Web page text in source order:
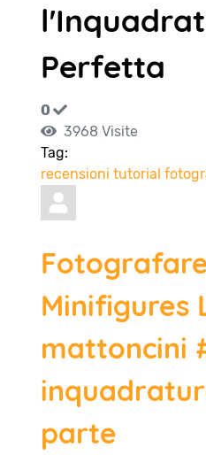
Perfetta
0
3968 Visite
Tag:
recensioni tutorial
Minifigures
mattoncini
parte